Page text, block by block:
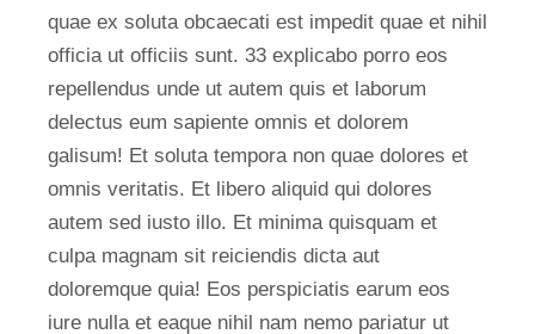
quae ex soluta obcaecati est impedit quae et nihil
officia ut officiis sunt. 33 explicabo porro eos
repellendus unde ut autem quis et laborum
delectus eum sapiente omnis et dolorem
galisum! Et soluta tempora non quae dolores et
omnis veritatis. Et libero aliquid qui dolores
autem sed iusto illo. Et minima quisquam et
culpa magnam sit reiciendis dicta aut
doloremque quia! Eos perspiciatis earum eos
iure nulla et eaque nihil nam nemo pariatur ut